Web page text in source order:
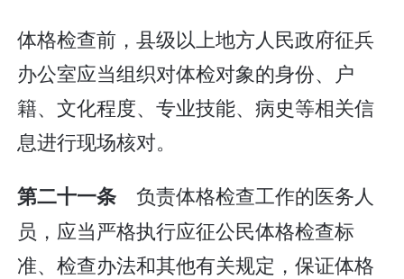
体格检查前，县级以上地方人民政府征兵
办公室应当组织对体检对象的身份、户
籍、文化程度、专业技能、病史等相关信
息进行现场核对。
第二十一条 负责体格检查工作的医务人
员，应当严格执行应征公民体格检查标
准、检查办法和其他有关规定，保证体格